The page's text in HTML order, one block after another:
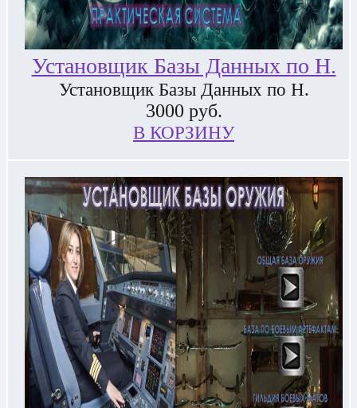
Установщик Базы Данных по Н.
Установщик Базы Данных по Н.
3000 руб.
В КОРЗИНУ